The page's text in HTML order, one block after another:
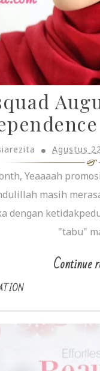
Agustus
Yeaaaah
masih
dengan
"tabu"
Continue